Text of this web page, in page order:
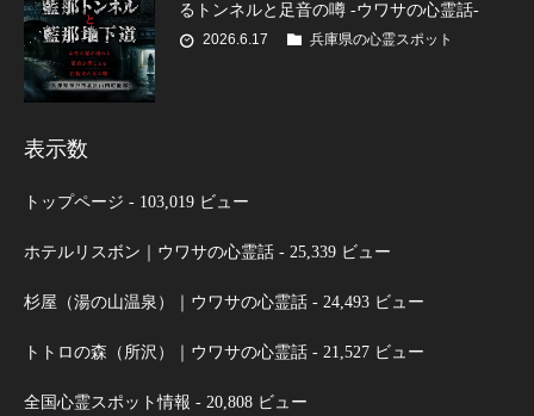
るトンネルと足音の噂 -ウワサの心霊話-
2026.6.17 兵庫県の心霊スポット
表示数
トップページ - 103,019 ビュー
ホテルリスボン｜ウワサの心霊話 - 25,339 ビュー
杉屋（湯の山温泉）｜ウワサの心霊話 - 24,493 ビュー
トトロの森（所沢）｜ウワサの心霊話 - 21,527 ビュー
全国心霊スポット情報 - 20,808 ビュー